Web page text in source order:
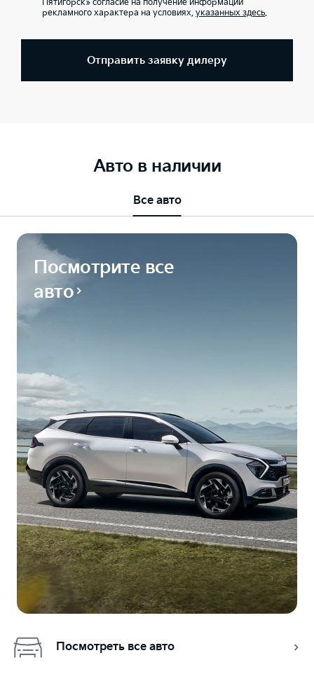
Пятигорск» согласие на получение информации
рекламного характера на условиях, указанных здесь.
Отправить заявку дилеру
Авто в наличии
Все авто
Посмотрите все
авто
Посмотреть все авто